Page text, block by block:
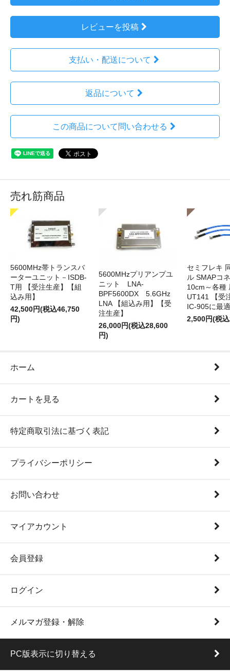
レビューを投稿
支払い・配送について
返品について
この商品について問い合わせる
売れ筋商品
5600MHz帯トランスバ
ーターユニット－ISDB-
T用 【受注生産】【組
込み用】
42,500円(税込46,750
円)
5600MHzプリアンプユ
ニット LNA-
BPF5600DX 5.6GHz
LNA 【組込み用】【受
注生産】
26,000円(税込28,600
円)
セミフレキ
ル SMAPコ
10cm～各種
UT141 【
IC-905に最適
2,500円(税
ホーム
カートを見る
特定商取引法に基づく表記
プライバシーポリシー
お問い合わせ
マイアカウント
会員登録
ログイン
メルマガ登録・解除
PC版表示に切り替える